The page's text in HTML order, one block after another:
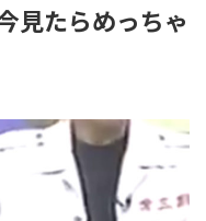
見たらめっちゃ